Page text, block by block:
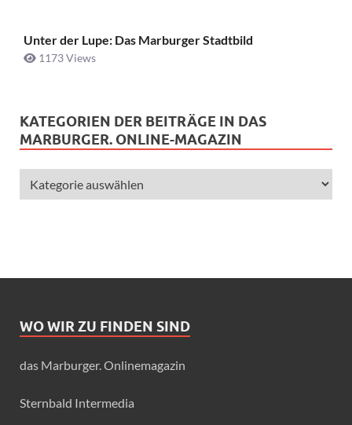
Unter der Lupe: Das Marburger Stadtbild
1173 Views
KATEGORIEN DER BEITRÄGE IN DAS
MARBURGER. ONLINE-MAGAZIN
WO WIR ZU FINDEN SIND
das Marburger. Onlinemagazin
Sternbald Intermedia